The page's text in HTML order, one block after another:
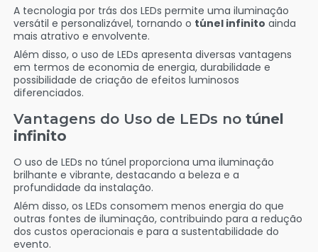
A tecnologia por trás dos LEDs permite uma iluminação
versátil e personalizável, tornando o túnel infinito ainda
mais atrativo e envolvente.
Além disso, o uso de LEDs apresenta diversas vantagens
em termos de economia de energia, durabilidade e
possibilidade de criação de efeitos luminosos
diferenciados.
Vantagens do Uso de LEDs notúnel
infinito
O uso de LEDs no túnel proporciona uma iluminação
brilhante e vibrante, destacando a beleza e a
profundidade da instalação.
Além disso, os LEDs consomem menos energia do que
outras fontes de iluminação, contribuindo para a redução
dos custos operacionais e para a sustentabilidade do
evento.